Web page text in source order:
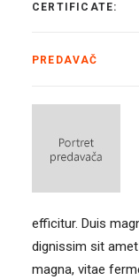
CERTIFICATE:
PREDAVAČ
efficitur. Duis
dignissim sit
magna, vitae